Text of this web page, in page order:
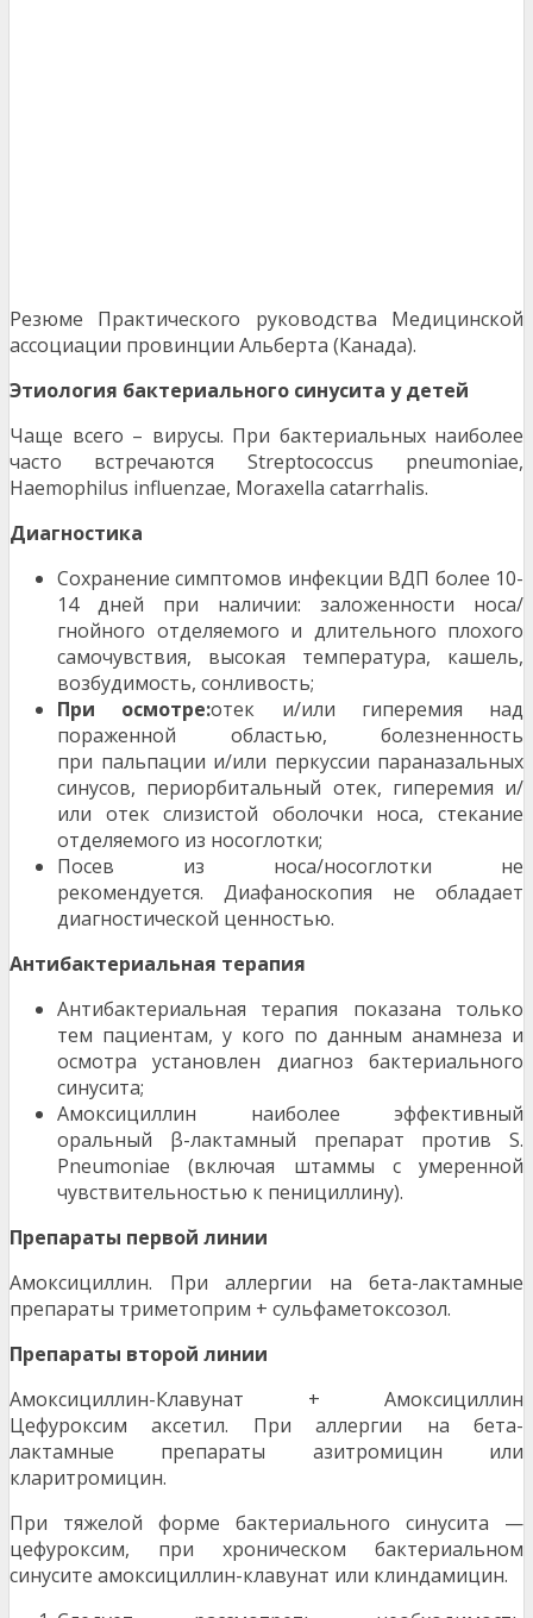
Резюме Практического руководства Медицинской
ассоциации провинции Альберта (Канада).
Этиология бактериального синусита у детей
Чаще всего – вирусы. При бактериальных наиболее
часто встречаются Streptococcus pneumoniae,
Haemophilus influenzae, Moraxella catarrhalis.
Диагностика
Сохранение симптомов инфекции ВДП более 10-
14 дней при наличии: заложенности носа/
гнойного отделяемого и длительного плохого
самочувствия, высокая температура, кашель,
возбудимость, сонливость;
При осмотре:отек и/или гиперемия над
пораженной областью, болезненность
при пальпации и/или перкуссии параназальных
синусов, периорбитальный отек, гиперемия и/
или отек слизистой оболочки носа, стекание
отделяемого из носоглотки;
Посев из носа/носоглотки не
рекомендуется. Диафаноскопия не обладает
диагностической ценностью.
Антибактериальная терапия
Антибактериальная терапия показана только
тем пациентам, у кого по данным анамнеза и
осмотра установлен диагноз бактериального
синусита;
Амоксициллин наиболее эффективный
оральный β-лактамный препарат против S.
Pneumoniae (включая штаммы с умеренной
чувствительностью к пенициллину).
Препараты первой линии
Амоксициллин. При аллергии на бета-лактамные
препараты триметоприм + сульфаметоксозол.
Препараты второй линии
Амоксициллин-Клавунат + Амоксициллин
Цефуроксим аксетил. При аллергии на бета-
лактамные препараты азитромицин или
кларитромицин.
При тяжелой форме бактериального синусита —
цефуроксим, при хроническом бактериальном
синусите амоксициллин-клавунат или клиндамицин.